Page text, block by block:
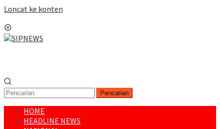
Loncat ke konten
Pencarian
HOME
HEADLINE NEWS